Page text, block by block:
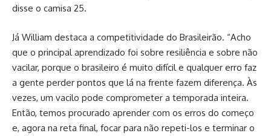
disse o camisa 25.
Já William destaca a competitividade do Brasileirão. “Acho
que o principal aprendizado foi sobre resiliência e sobre não
vacilar, porque o brasileiro é muito difícil e qualquer erro faz
a gente perder pontos que lá na frente fazem diferença. Às
vezes, um vacilo pode comprometer a temporada inteira.
Então, temos procurado aprender com os erros do começo
e, agora na reta final, focar para não repeti-los e terminar o